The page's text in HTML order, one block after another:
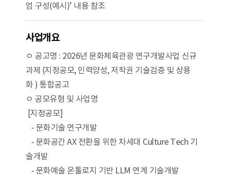
엄 구성(예시)’ 내용 참조
사업개요
ㅇ 공고명 : 2026년 문화체육관광 연구개발사업 신규
과제 (지정공모, 인력양성, 저작권 기술검증 및 상용
화 ) 통합공고
ㅇ 공모유형 및 사업명
[지정공모]
- 문화기술 연구개발
- 문화공간 AX 전환을 위한 차세대 Culture Tech 기
술개발
- 문화예술 온톨로지 기반 LLM 연계 기술개발